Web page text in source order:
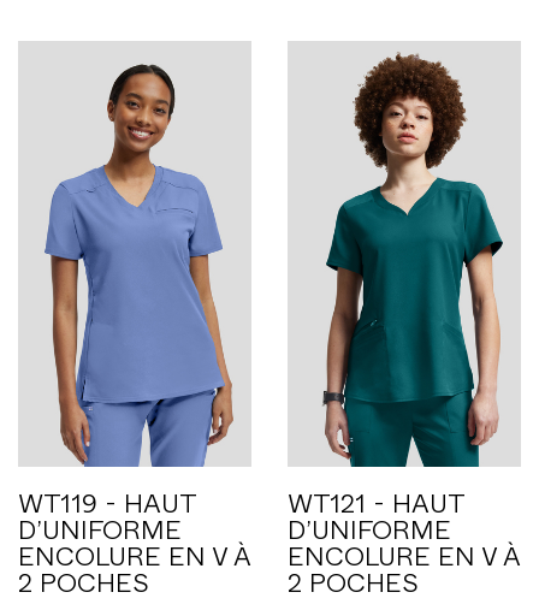
WT119 - HAUT
D’UNIFORME
ENCOLURE EN V À
2 POCHES
WT121 - HAUT
D’UNIFORME
ENCOLURE EN V À
2 POCHES